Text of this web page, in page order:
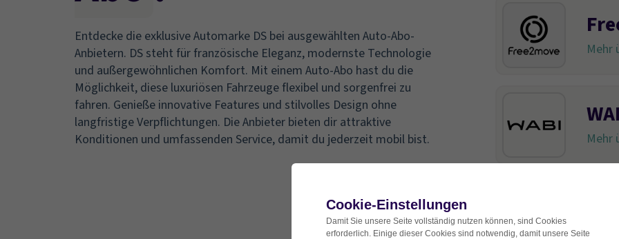
Entdecke die exklusive Automarke DS bei ausgewählten Auto-Abo-
Anbietern. DS steht für französische Eleganz, modernste Technologie
und außergewöhnlichen Komfort. Mit einem Auto-Abo hast du die
Möglichkeit, diese luxuriösen Fahrzeuge flexibel und sorgenfrei zu
fahren. Genieße innovative Features und stilvolles Design ohne
langfristige Verpflichtungen. Die Anbieter bieten dir attraktive
Konditionen und umfassenden Service, damit du jederzeit mobil bist.
Mehr
Mehr
Mehr
Cookie-Einstellungen
Damit Sie unsere Seite vollständig nutzen können, sind Cookies
erforderlich. Einige dieser Cookies sind notwendig, damit unsere Seite